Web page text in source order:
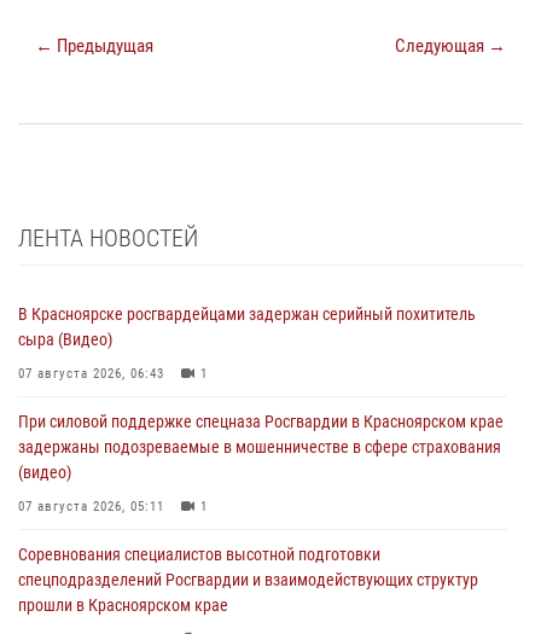
← Предыдущая Следующая →
ЛЕНТА НОВОСТЕЙ
В Красноярске росгвардейцами задержан серийный похититель
сыра (Видео)
07 августа 2026, 06:43 1
При силовой поддержке спецназа Росгвардии в Красноярском крае
задержаны подозреваемые в мошенничестве в сфере страхования
(видео)
07 августа 2026, 05:11 1
Соревнования специалистов высотной подготовки
спецподразделений Росгвардии и взаимодействующих структур
прошли в Красноярском крае